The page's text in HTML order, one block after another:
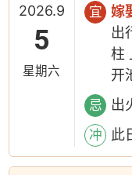
2026.9
5
星期六
宜 嫁
出
柱
开
忌 出
冲 此